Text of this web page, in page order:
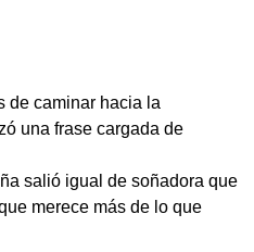
de caminar hacia la
una frase cargada de
salió igual de soñadora que
merece más de lo que